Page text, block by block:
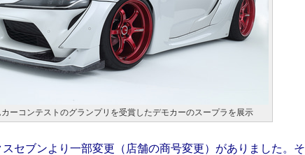
ーコンテストのグランプリを受賞したデモカーのスープラを展示
スセブンより一部変更（店舗の商号変更）がありました。そ